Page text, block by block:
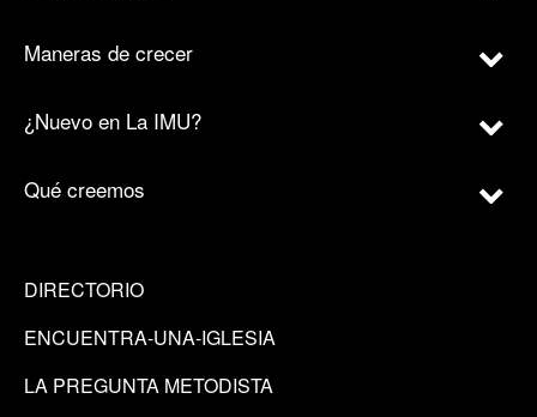
Maneras de crecer
¿Nuevo en La IMU?
Qué creemos
DIRECTORIO
ENCUENTRA-UNA-IGLESIA
LA PREGUNTA METODISTA